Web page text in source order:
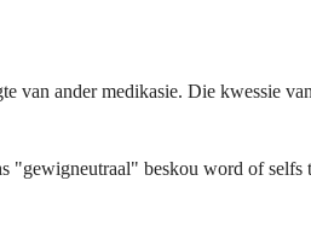
van ander medikasie. Die kwessie
"gewigneutraal" beskou word of